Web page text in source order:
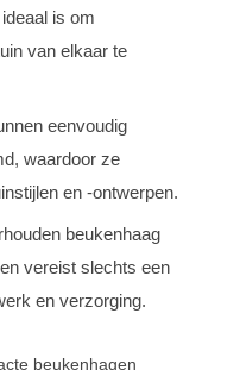
is om
van elkaar te
eenvoudig
waardoor ze
en -ontwerpen.
beukenhaag
vereist slechts een
en verzorging.
beukenhagen